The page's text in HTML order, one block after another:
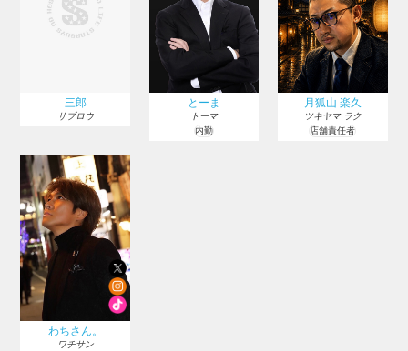
三郎
サブロウ
とーま
トーマ
内勤
月狐山 楽久
ツキヤマ ラク
店舗責任者
わちさん。
ワチサン